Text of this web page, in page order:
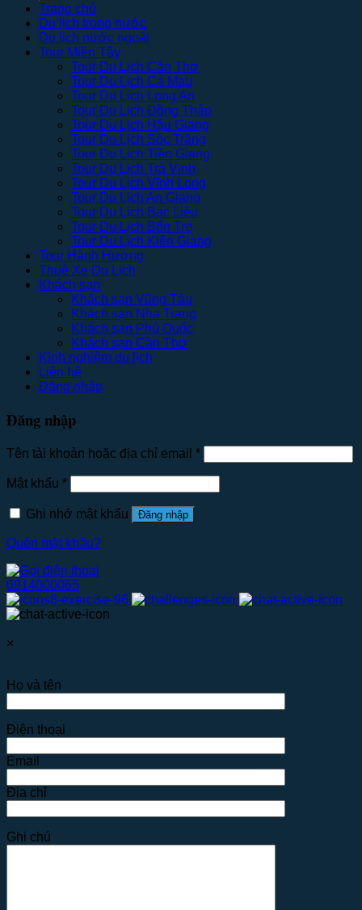
Trang chủ
Du lịch trong nước
Du lịch nước ngoài
Tour Miền Tây
Tour Du Lịch Cần Thơ
Tour Du Lịch Cà Mau
Tour Du Lịch Long An
Tour Du Lịch Đồng Tháp
Tour Du Lịch Hậu Giang
Tour Du Lịch Sóc Trăng
Tour Du Lịch Tiền Giang
Tour Du Lịch Trà Vinh
Tour Du Lịch Vĩnh Long
Tour Du Lịch An Giang
Tour Du Lịch Bạc Liêu
Tour Du Lịch Bến Tre
Tour Du Lịch Kiên Giang
Tour Hành Hương
Thuê Xe Du Lịch
Khách sạn
Khách sạn Vũng Tàu
Khách sạn Nha Trang
Khách sạn Phú Quốc
Khách sạn Cần Thơ
Kinh nghiệm du lịch
Liên hệ
Đăng nhập
Đăng nhập
Tên tài khoản hoặc địa chỉ email *
Mật khẩu *
Ghi nhớ mật khẩu Đăng nhập
Quên mật khẩu?
0914000065
×
Họ và tên
Điện thoại
Email
Địa chỉ
Ghi chú